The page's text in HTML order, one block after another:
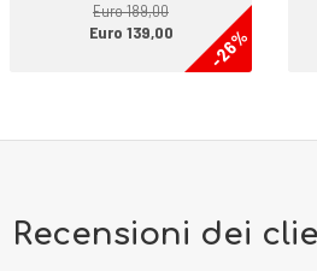
Euro 189,00
-26%
Euro 139,00
Recensioni dei